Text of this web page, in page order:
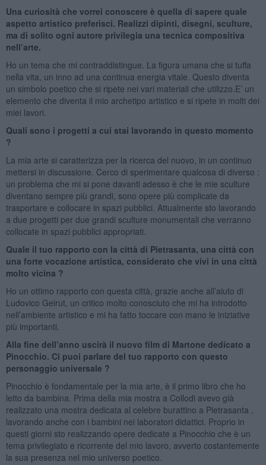
Una curiosità che vorrei conoscere è quella di sapere quale
aspetto artistico preferisci. Realizzi dipinti, disegni, sculture,
ma di solito ogni autore privilegia una tecnica compositiva
nell’arte.
Ho un tema che mi contraddistingue. La figura umana che si tuffa
nella vita, un inno ad una continua energia vitale. Questo diventa
un simbolo poetico che si ripete nei vari materiali che utilizzo.E’ un
elemento che diventa il mio archetipo artistico e si ripete in molti dei
miei lavori.
Quali sono i progetti a cui stai lavorando in questo momento
?
La mia arte si caratterizza per la ricerca del nuovo, in un continuo
mettersi in discussione. Cerco di sperimentare qualcosa di diverso :
un problema che mi si pone davanti adesso è che le mie sculture
diventano sempre più grandi, sono opere più complicate da
trasportare e collocare in spazi pubblici. Attualmente sto lavorando
a due progetti per due grandi sculture monumentali che verranno
collocate in spazi pubblici appropriati.
Quale il tuo rapporto con la città di Pietrasanta, una città con
una forte vocazione artistica, considerato che vivi in una città
molto vicina ?
Ho un ottimo rapporto con questa città, grazie anche all’aiuto di
Ludovico Geirut, un critico molto conosciuto che mi ha introdotto
nell’ambiente artistico e mi ha fatto toccare con mano le iniziative
più importanti.
Alla fine dell’anno uscirà il nuovo film di Martone dedicato a
Pinocchio. Ci puoi parlare del tuo rapporto con questo
personaggio universale ?
Pinocchio è fondamentale per la mia arte, è il primo libro che ho
letto da bambina. Prima della mia mostra a Collodi avevo già
realizzato una mostra dedicata al celebre burattino a Pietrasanta ,
lavorando anche con i bambini nei laboratori didattici. Proprio in
questi giorni sto realizzando opere dedicate a Pinocchio che è un
tema privilegiato e ricorrente del mio lavoro, avverto costantemente
la sua presenza nel mio universo poetico.